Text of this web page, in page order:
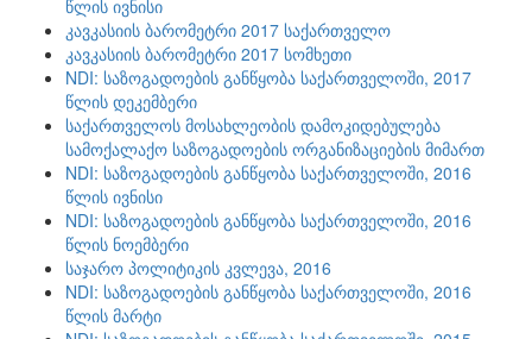
წლის ივნისი
კავკასიის ბარომეტრი 2017 საქართველო
კავკასიის ბარომეტრი 2017 სომხეთი
NDI: საზოგადოების განწყობა საქართველოში, 2017
წლის დეკემბერი
საქართველოს მოსახლეობის დამოკიდებულება
სამოქალაქო საზოგადოების ორგანიზაციების მიმართ
NDI: საზოგადოების განწყობა საქართველოში, 2016
წლის ივნისი
NDI: საზოგადოების განწყობა საქართველოში, 2016
წლის ნოემბერი
საჯარო პოლიტიკის კვლევა, 2016
NDI: საზოგადოების განწყობა საქართველოში, 2016
წლის მარტი